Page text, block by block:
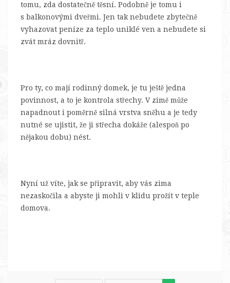
tomu, zda dostatečně těsní. Podobně je tomu i
s balkonovými dveřmi. Jen tak nebudete zbytečně
vyhazovat peníze za teplo uniklé ven a nebudete si
zvát mráz dovnitř.
Pro ty, co mají rodinný domek, je tu ještě jedna
povinnost, a to je kontrola střechy. V zimě může
napadnout i poměrně silná vrstva sněhu a je tedy
nutné se ujistit, že ji střecha dokáže (alespoň po
nějakou dobu) nést.
Nyní už víte, jak se připravit, aby vás zima
nezaskočila a abyste ji mohli v klidu prožít v teple
domova.